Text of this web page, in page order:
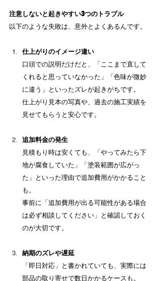
注意しないと起きやすい3つのトラブル
以下のような失敗は、意外とよくあるんです。
仕上がりのイメージ違い
口頭での説明だけだと、「ここまで直して
くれると思っていなかった」「色味が微妙
に違う」といったズレが起きがちです。
仕上がり見本の写真や、過去の施工実績を
見せてもらうと安心です。
追加料金の発生
見積もり時は安くても、「やってみたら下
地が腐食していた」「塗装範囲が広がっ
た」といった理由で追加費用がかかること
も。
事前に「追加費用が出る可能性がある場合
は必ず相談してください」と確認しておく
のが大切です。
納期のズレや遅延
「即日対応」と書かれていても、実際には
部品の取り寄せで数日かかるケースも。